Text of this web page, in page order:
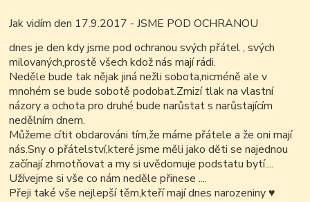
Jak vidím den 17.9.2017 - JSME POD OCHRANOU
dnes je den kdy jsme pod ochranou svých přátel , svých
milovaných,prostě všech kdož nás mají rádi.
Neděle bude tak nějak jiná nežli sobota,nicméně ale v
mnohém se bude sobotě podobat.Zmizí tlak na vlastní
názory a ochota pro druhé bude narůstat s narůstajícím
nedělním dnem.
Můžeme cítit obdarováni tím,že máme přátele a že oni mají
nás.Sny o přátelství,které jsme měli jako děti se najednou
začínají zhmotňovat a my si uvědomuje podstatu bytí....
Užívejme si vše co nám neděle přinese ....
Přeji také vše nejlepší těm,kteří mají dnes narozeniny♥